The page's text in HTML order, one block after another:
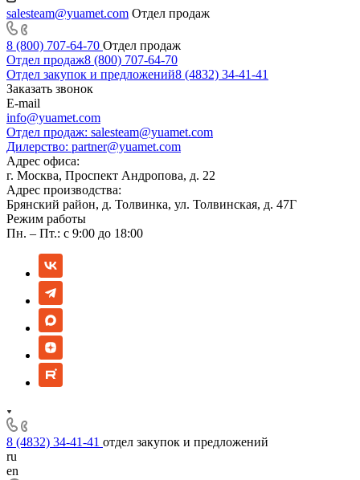
salesteam@yuamet.com Отдел продаж
8 (800) 707-64-70 Отдел продаж
Отдел продаж8 (800) 707-64-70
Отдел закупок и предложений8 (4832) 34-41-41
Заказать звонок
E-mail
info@yuamet.com
Отдел продаж: salesteam@yuamet.com
Дилерство: partner@yuamet.com
Адрес офиса:
г. Москва, Проспект Андропова, д. 22
Адрес производства:
Брянский район, д. Толвинка, ул. Толвинская, д. 47Г
Режим работы
Пн. – Пт.: с 9:00 до 18:00
8 (4832) 34-41-41 отдел закупок и предложений
ru
en